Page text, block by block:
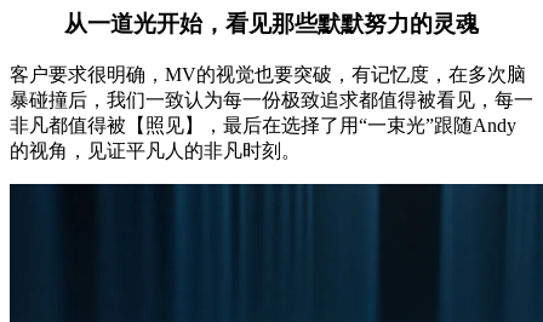
从一道光开始，看见那些默默努力的灵魂
客户要求很明确，MV的视觉也要突破，有记忆度，在多次脑
暴碰撞后，我们一致认为每一份极致追求都值得被看见，每一
非凡都值得被【照见】，最后在选择了用“一束光”跟随Andy
的视角，见证平凡人的非凡时刻。